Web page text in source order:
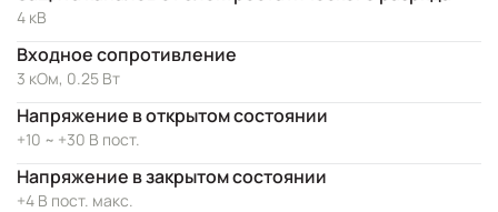
4 кВ
Входное сопротивление
3 кОм, 0.25 Вт
Напряжение в открытом состоянии
+10 ~ +30 В пост.
Напряжение в закрытом состоянии
+4 В пост. макс.